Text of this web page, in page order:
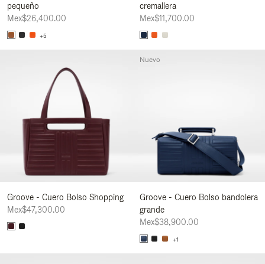
pequeño
Mex$26,400.00
+5
cremallera
Mex$11,700.00
Groove - Cuero Bolso Shopping
Mex$47,300.00
Groove - Cuero Bolso bandolera
grande
Mex$38,900.00
+1
Nuevo